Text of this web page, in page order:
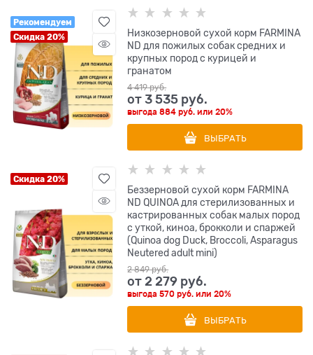
Рекомендуем
Скидка 20%
Низкозерновой cухой корм FARMINA
ND для пожилых собак средних и
крупных пород с курицей и
гранатом
4 419 руб.
от3 535 руб.
выгода884 руб. или20%
ВЫБРАТЬ
Скидка 20%
Беззерновой cухой корм FARMINA
ND QUINOA для стерилизованных и
кастрированных собак малых пород
с уткой, киноа, брокколи и спаржей
(Quinoa dog Duck, Broccoli, Asparagus
Neutered adult mini)
2 849 руб.
от2 279 руб.
выгода570 руб. или20%
ВЫБРАТЬ